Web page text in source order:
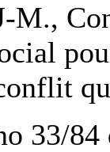
M.,
33/